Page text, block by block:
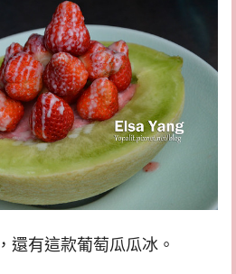
還有這款葡萄瓜瓜冰。